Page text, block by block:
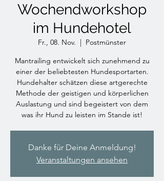
Wochendworkshop
im Hundehotel
Fr., 08. Nov.
  |
Postmünster
Mantrailing entwickelt sich zunehmend zu
einer der beliebtesten Hundesportarten.
Hundehalter schätzen diese artgerechte
Methode der geistigen und körperlichen
Auslastung und sind begeistert von dem
was ihr Hund zu leisten im Stande ist!
Danke für Deine Anmeldung!
Veranstaltungen ansehen